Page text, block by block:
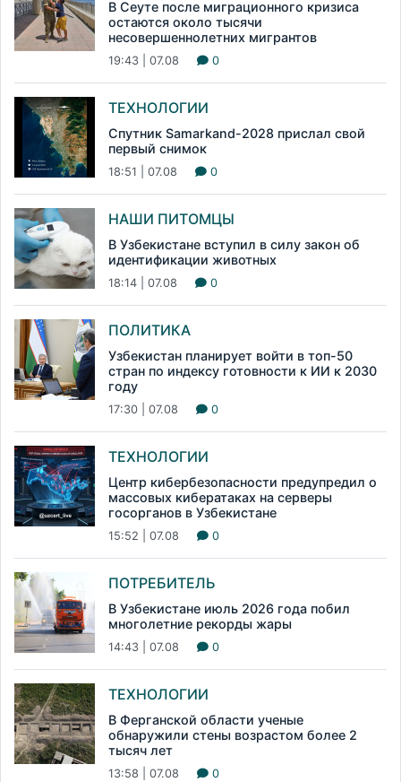
В Сеуте после миграционного кризиса
остаются около тысячи
несовершеннолетних мигрантов
19:43 | 07.08 0
ТЕХНОЛОГИИ
Спутник Samarkand-2028 прислал свой
первый снимок
18:51 | 07.08 0
НАШИ ПИТОМЦЫ
В Узбекистане вступил в силу закон об
идентификации животных
18:14 | 07.08 0
ПОЛИТИКА
Узбекистан планирует войти в топ-50
стран по индексу готовности к ИИ к 2030
году
17:30 | 07.08 0
ТЕХНОЛОГИИ
Центр кибербезопасности предупредил о
массовых кибератаках на серверы
госорганов в Узбекистане
15:52 | 07.08 0
ПОТРЕБИТЕЛЬ
В Узбекистане июль 2026 года побил
многолетние рекорды жары
14:43 | 07.08 0
ТЕХНОЛОГИИ
В Ферганской области ученые
обнаружили стены возрастом более 2
тысяч лет
13:58 | 07.08 0